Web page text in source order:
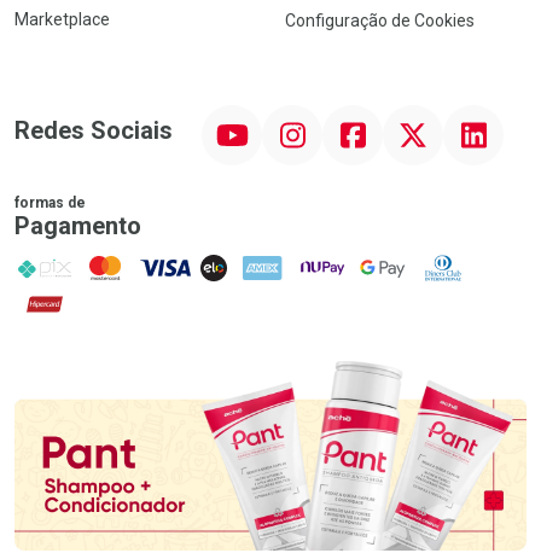
Marketplace
Configuração de Cookies
Redes Sociais InstagramFacebook Linkedin
formas de
Pagamento
PIX MasterCard
VISA ELO AMEX NuPay Google PayDiners Club
Hipercard